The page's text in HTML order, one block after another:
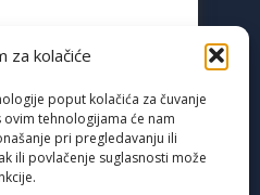
za kolačiće
poput kolačića za čuvanje
tehnologijama će nam
pri pregledavanju ili
ili povlačenje suglasnosti može